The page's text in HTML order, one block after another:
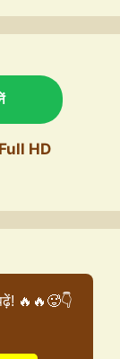
HD
🔥🔥🥵👇